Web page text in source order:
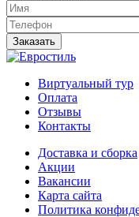
Заказать
Виртуальный тур
Оплата
Отзывы
Контакты
Доставка и сборка
Акции
Вакансии
Карта сайта
Политика